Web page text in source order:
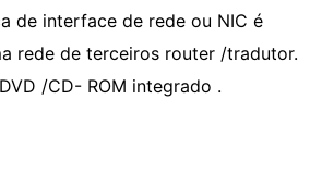
de interface de rede ou NIC é
rede de terceiros router /tradutor.
/CD- ROM integrado .